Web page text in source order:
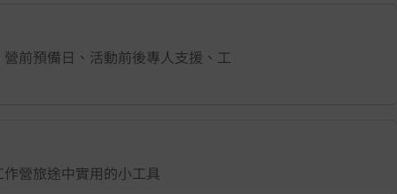
前預備日、活動前後專人支援、工
營旅途中實用的小工具
考)